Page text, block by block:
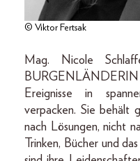
© Viktor Fertsak
Mag. Nicole
Ereignisse in
verpacken. Sie behält
nach Lösungen, nicht
Trinken, Bücher und